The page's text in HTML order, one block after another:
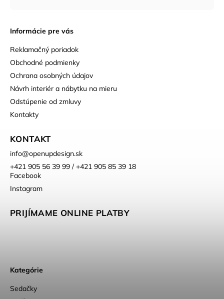
Informácie pre vás
Reklamačný poriadok
Obchodné podmienky
Ochrana osobných údajov
Návrh interiér a nábytku na mieru
Odstúpenie od zmluvy
Kontakty
KONTAKT
info@openupdesign.sk
+421 905 56 39 99 / +421 905 85 39 18
Facebook
Instagram
PRIJÍMAME ONLINE PLATBY
Kategórie
Sedačky